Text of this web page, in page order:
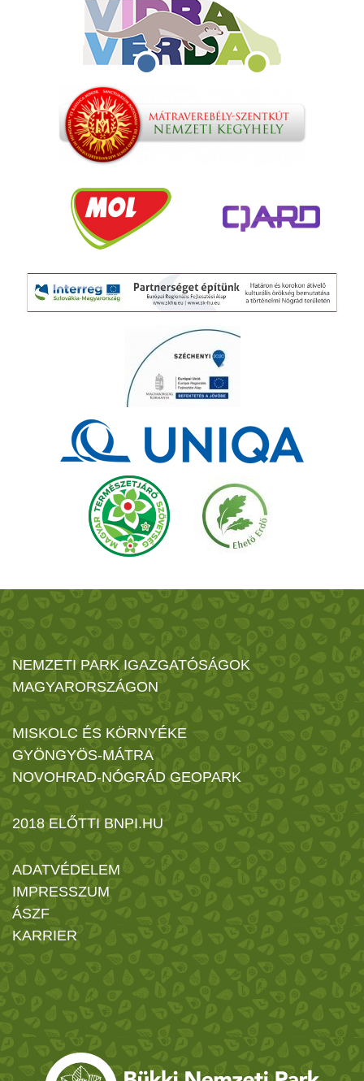
NEMZETI PARK IGAZGATÓSÁGOK
MAGYARORSZÁGON
MISKOLC ÉS KÖRNYÉKE
GYÖNGYÖS-MÁTRA
NOVOHRAD-NÓGRÁD GEOPARK
2018 ELŐTTI BNPI.HU
ADATVÉDELEM
IMPRESSZUM
ÁSZF
KARRIER